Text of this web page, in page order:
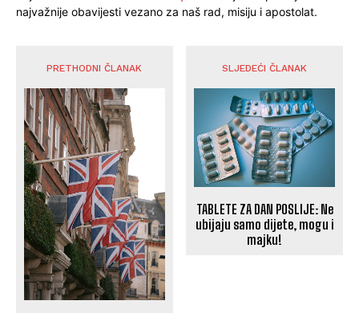
najvažnije obavijesti vezano za naš rad, misiju i apostolat.
PRETHODNI ČLANAK SLJEDEĆI ČLANAK
TABLETE ZA DAN POSLIJE: Ne
ubijaju samo dijete, mogu i
majku!